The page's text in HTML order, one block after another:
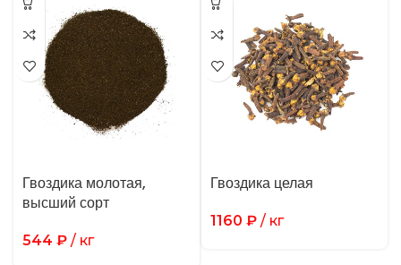
Гвоздика молотая,
высший сорт
544 ₽ / кг
Гвоздика целая
1160 ₽ / кг